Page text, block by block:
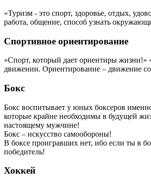
«Туризм - это спорт, здоровье, отдых,
работа, общение, способ узнать
Спортивное ориентирование
«Спорт, который дает ориентиры жизни!»
движении. Ориентирование – движение
Бокс
Бокс воспитывает у юных боксеров именно
которые крайне необходимы в будущей
настоящему мужчине!
Бокс – искусство самообороны!
В боксе проигравших нет, ибо если ты в
победитель!
Хоккей